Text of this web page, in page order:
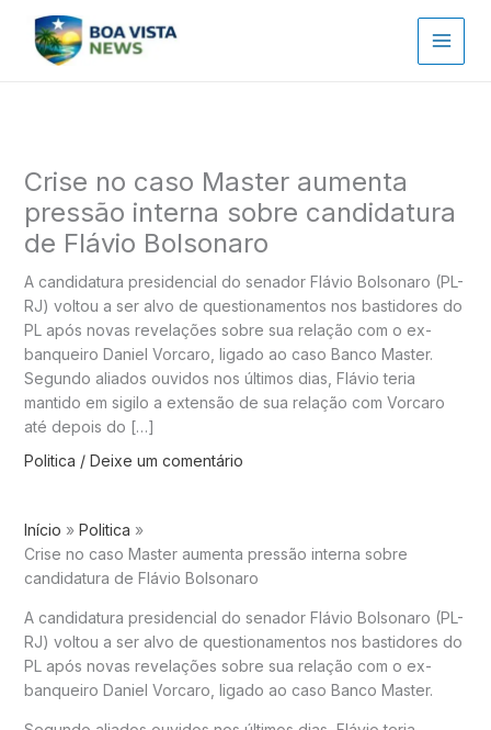
Crise no caso Master aumenta
pressão interna sobre candidatura
de Flávio Bolsonaro
A candidatura presidencial do senador Flávio Bolsonaro (PL-
RJ) voltou a ser alvo de questionamentos nos bastidores do
PL após novas revelações sobre sua relação com o ex-
banqueiro Daniel Vorcaro, ligado ao caso Banco Master.
Segundo aliados ouvidos nos últimos dias, Flávio teria
mantido em sigilo a extensão de sua relação com Vorcaro
até depois do […]
Politica / Deixe um comentário
Início
Politica
Crise no caso Master aumenta pressão interna sobre
candidatura de Flávio Bolsonaro
A candidatura presidencial do senador Flávio Bolsonaro (PL-
RJ) voltou a ser alvo de questionamentos nos bastidores do
PL após novas revelações sobre sua relação com o ex-
banqueiro Daniel Vorcaro, ligado ao caso Banco Master.